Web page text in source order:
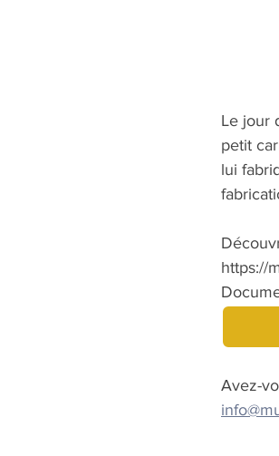
Le jour
petit
lui
https://
Avez-